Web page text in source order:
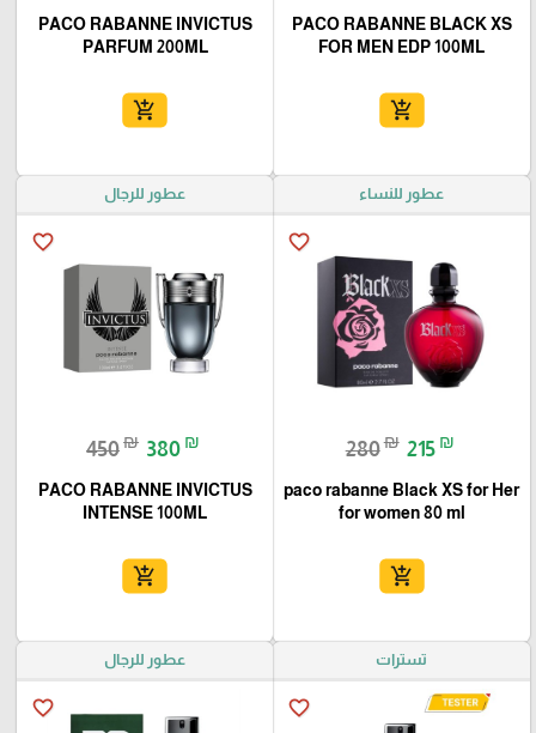
PACO RABANNE BLACK XS
FOR MEN EDP 100ML
add_shopping_cart
PACO RABANNE INVICTUS
PARFUM 200ML
add_shopping_cart
عطور للنساء
favorite_border
280₪ 215 ₪
paco rabanne Black XS for Her
for women 80 ml
add_shopping_cart
عطور للرجال
favorite_border
450₪ 380 ₪
PACO RABANNE INVICTUS
INTENSE 100ML
add_shopping_cart
تسترات
favorite_border
عطور للرجال
favorite_border